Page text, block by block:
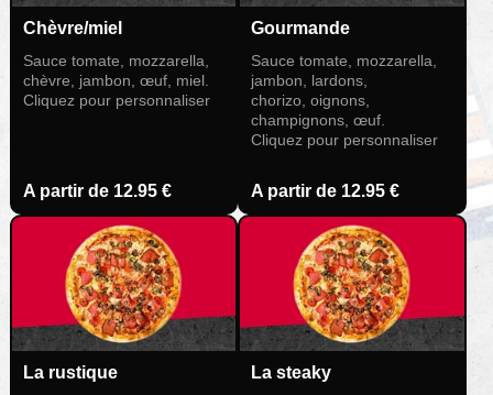
Chèvre/miel
Sauce tomate, mozzarella,
chèvre, jambon, œuf, miel.
Cliquez pour personnaliser
A partir de 12.95 €
Gourmande
Sauce tomate, mozzarella,
jambon, lardons,
chorizo, oignons,
champignons, œuf.
Cliquez pour personnaliser
A partir de 12.95 €
La rustique La steaky